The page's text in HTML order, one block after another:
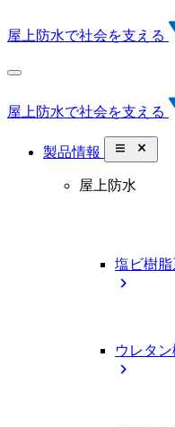
屋上防水で社会を支える
屋上防水で社会を支える
製品情報 close_small
屋上防水
塩ビ樹脂
chevron_right
ウレタ
chevron_right